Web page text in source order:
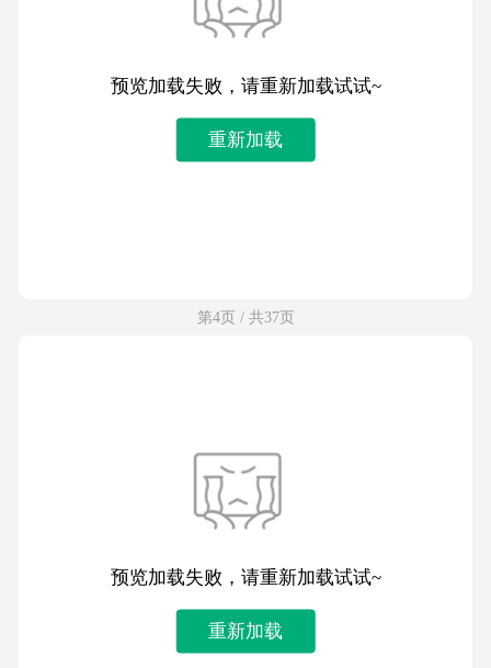
预览加载失败，请重新加载试试~
重新加载
第4页 / 共37页
预览加载失败，请重新加载试试~
重新加载